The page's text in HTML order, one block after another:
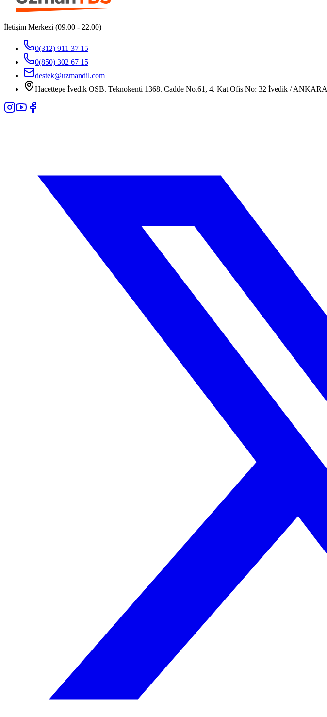
İletişim Merkezi (09.00 - 22.00)
0(312) 911 37 15
0(850) 302 67 15
destek@uzmandil.com
Hacettepe İvedik OSB. Teknokenti 1368. Cadde No.61, 4. Kat Ofis No: 32 İvedik / ANKARA